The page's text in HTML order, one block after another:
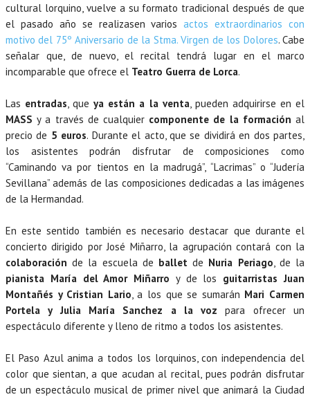
cultural lorquino, vuelve a su formato tradicional después de que
el pasado año se realizasen variosactos extraordinarios con
motivo del 75º Aniversario de la Stma. Virgen de los Dolores. Cabe
señalar que, de nuevo, el recital tendrá lugar en el marco
incomparable que ofrece el Teatro Guerra de Lorca.
Las entradas , que ya están a la venta , pueden adquirirse en el
MASSy a través de cualquier componente de la formación al
precio de 5 euros. Durante el acto, que se dividirá en dos partes,
los asistentes podrán disfrutar de composiciones como
“Caminando va por tientos en la madrugá”, “Lacrimas” o “Judería
Sevillana” además de las composiciones dedicadas a las imágenes
de la Hermandad.
En este sentido también es necesario destacar que durante el
concierto dirigido por José Miñarro, la agrupación contará con la
colaboración de la escuela de ballet de Nuria Periago , de la
pianista María del Amor Miñarro y de los guitarristas Juan
Montañés y Cristian Lario , a los que se sumarán Mari Carmen
Portela y Julia María Sanchez a la voz para ofrecer un
espectáculo diferente y lleno de ritmo a todos los asistentes.
El Paso Azul anima a todos los lorquinos, con independencia del
color que sientan, a que acudan al recital, pues podrán disfrutar
de un espectáculo musical de primer nivel que animará la Ciudad